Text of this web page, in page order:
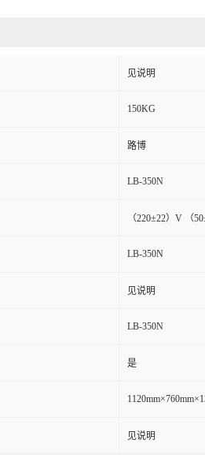
见说明
150KG
路博
LB-350N
（220±22）V （
LB-350N
见说明
LB-350N
是
见说明